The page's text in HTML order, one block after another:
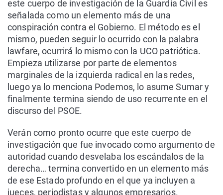
este cuerpo de investigación de la Guardia Civil es
señalada como un elemento más de una
conspiración contra el Gobierno. El método es el
mismo, pueden seguir lo ocurrido con la palabra
lawfare, ocurrirá lo mismo con la UCO patriótica.
Empieza utilizarse por parte de elementos
marginales de la izquierda radical en las redes,
luego ya lo menciona Podemos, lo asume Sumar y
finalmente termina siendo de uso recurrente en el
discurso del PSOE.
Verán como pronto ocurre que este cuerpo de
investigación que fue invocado como argumento de
autoridad cuando desvelaba los escándalos de la
derecha… termina convertido en un elemento más
de ese Estado profundo en el que ya incluyen a
jueces, periodistas y algunos empresarios.